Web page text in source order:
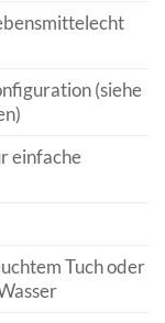
(siehe
einfache
Tuch oder